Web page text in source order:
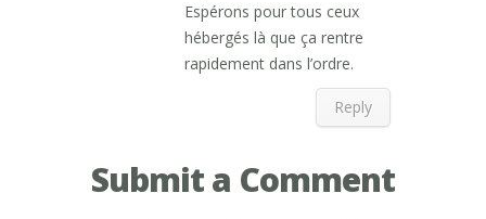
Espérons pour tous ceux
hébergés là que ça rentre
rapidement dans l’ordre.
Reply
Submit a Comment